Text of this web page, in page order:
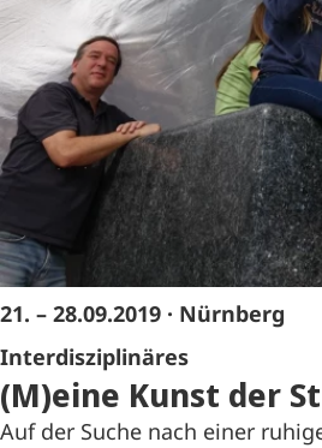
21. – 28.09.2019 · Nürnberg
Interdisziplinäres
(M)eine Kunst der
Auf der Suche nach einer